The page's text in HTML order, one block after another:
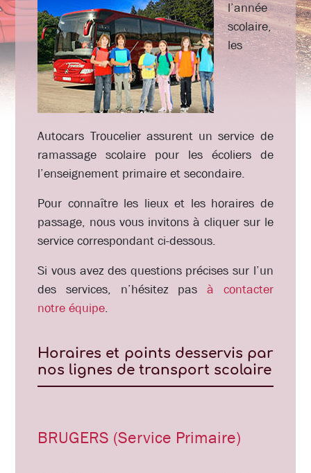
l’année
scolaire,
les
Autocars Troucelier assurent un service de
ramassage scolaire pour les écoliers de
l’enseignement primaire et secondaire.
Pour connaître les lieux et les horaires de
passage, nous vous invitons à cliquer sur le
service correspondant ci-dessous.
Si vous avez des questions précises sur l’un
des services, n’hésitez pas à contacter
notre équipe.
Horaires et points desservis par
nos lignes de transport scolaire
BRUGERS (Service Primaire)